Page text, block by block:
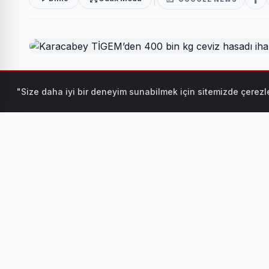
Tarım İşletmeleri Genel Müdürlüğü (TİGEM)
kabuklu ceviz hasadı hizmeti alımı ihalesi
"Size daha iyi bir deneyim sunabilmek için sitemizde